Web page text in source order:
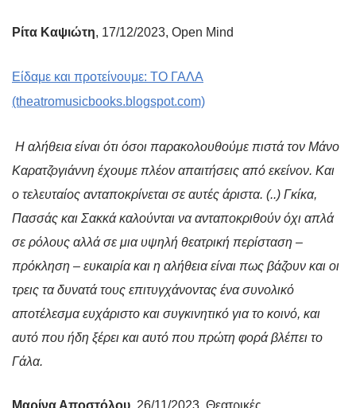
Ρίτα Καψιώτη, 17/12/2023, Open Mind
Είδαμε και προτείνουμε: ΤΟ ΓΑΛΑ
(theatromusicbooks.blogspot.com)
Η αλήθεια είναι ότι όσοι παρακολουθούμε πιστά τον Μάνο
Καρατζογιάννη έχουμε πλέον απαιτήσεις από εκείνον. Και
ο τελευταίος ανταποκρίνεται σε αυτές άριστα. (..) Γκίκα,
Πασσάς και Σακκά καλούνται να ανταποκριθούν όχι απλά
σε ρόλους αλλά σε μια υψηλή θεατρική περίσταση –
πρόκληση – ευκαιρία και η αλήθεια είναι πως βάζουν και οι
τρεις τα δυνατά τους επιτυγχάνοντας ένα συνολικό
αποτέλεσμα ευχάριστο και συγκινητικό για το κοινό, και
αυτό που ήδη ξέρει και αυτό που πρώτη φορά βλέπει το
Γάλα.